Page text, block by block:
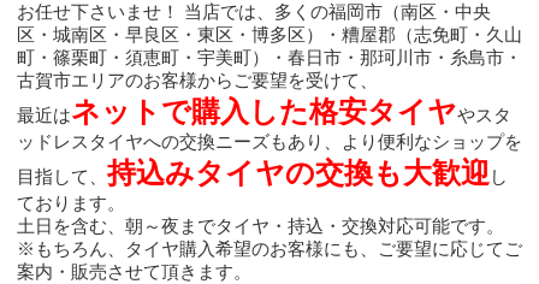
お任せ下さいませ！ 当店では、多くの福岡市（南区・中央
区・城南区・早良区・東区・博多区）・糟屋郡（志免町・久山
町・篠栗町・須恵町・宇美町）・春日市・那珂川市・糸島市・
古賀市エリアのお客様からご要望を受けて、
最近はネットで購入した格安タイヤやスタ
ッドレスタイヤへの交換ニーズもあり、より便利なショップを
目指して、持込みタイヤの交換も大歓迎 し
ております。
土日を含む、朝～夜までタイヤ・持込・交換対応可能です。
※もちろん、タイヤ購入希望のお客様にも、ご要望に応じてご
案内・販売させて頂きます。